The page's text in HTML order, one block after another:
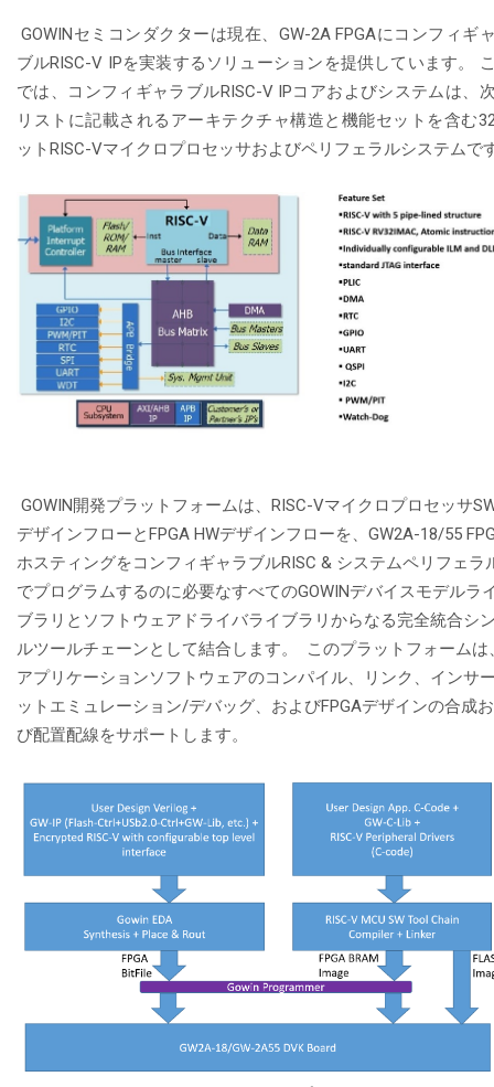
GOWINセミコンダクターは現在、GW-2A FPGAにコンフィギ
ブルRISC-V IPを実装するソリューションを提供しています。
では、コンフィギャラブルRISC-V IPコアおよびシステムは、
リストに記載されるアーキテクチャ構造と機能セットを含む
ットRISC-Vマイクロプロセッサおよびペリフェラルシステムで
GOWIN開発プラットフォームは、RISC-Vマイクロプロセッサ
デザインフローとFPGA HWデザインフローを、GW2A-18/55
ホスティングをコンフィギャラブルRISC & システムペリフェラ
でプログラムするのに必要なすべてのGOWINデバイスモデルラ
ブラリとソフトウェアドライバライブラリからなる完全統合シ
ルツールチェーンとして結合します。 このプラットフォームは
アプリケーションソフトウェアのコンパイル、リンク、インサ
ットエミュレーション/デバッグ、およびFPGAデザインの合成
び配置配線をサポートします。